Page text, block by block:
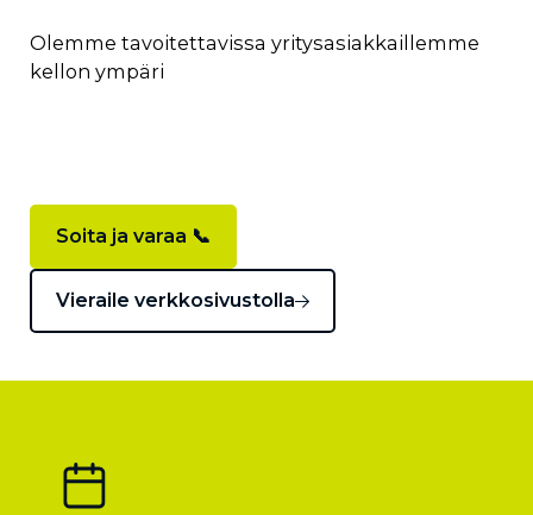
Olemme tavoitettavissa yritysasiakkaillemme
kellon ympäri
Soita ja varaa 📞
Vieraile verkkosivustolla